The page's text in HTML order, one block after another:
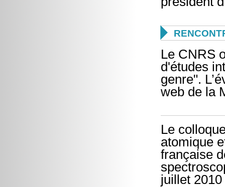

Le CNRS
d'études
genre".
web de la
Le
atomique
française
juillet